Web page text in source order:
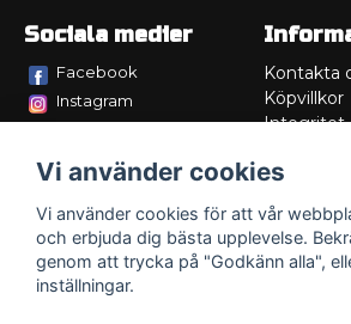
Sociala medier
Facebook
Instagram
Kontakta
Köpvillkor
Integritet
Service/
Lådritning
Om oss
Vi använder cookies
Vi använder cookies för att vår
och erbjuda dig bästa upplevelse.
genom att trycka på "Godkänn alla",
inställningar.